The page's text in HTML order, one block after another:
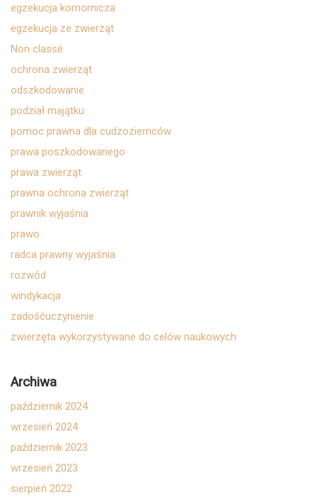
egzekucja komornicza
egzekucja ze zwierząt
Non classé
ochrona zwierząt
odszkodowanie
podział majątku
pomoc prawna dla cudzoziemców
prawa poszkodowanego
prawa zwierząt
prawna ochrona zwierząt
prawnik wyjaśnia
prawo
radca prawny wyjaśnia
rozwód
windykacja
zadośćuczynienie
zwierzęta wykorzystywane do celów naukowych
Archiwa
październik 2024
wrzesień 2024
październik 2023
wrzesień 2023
sierpień 2022